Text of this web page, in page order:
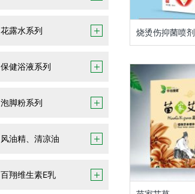
花露水系列
保健浴液系列
泡脚粉系列
风油精、清凉油
百翔维生素E乳
烧烫伤抑菌喷剂